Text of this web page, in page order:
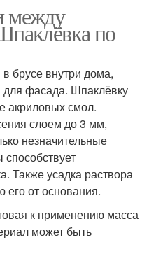
между
по
брусе внутри дома,
для фасада. Шпаклёвку
акриловых смол.
слоем до 3 мм,
незначительные
Также усадка раствора
его от основания.
к применению масса
может быть